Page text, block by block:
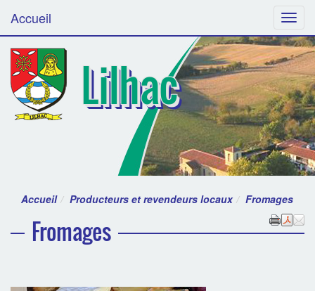
Menu
Accueil
Lilhac
Accueil Producteurs et revendeurs locaux Fromages
Fromages